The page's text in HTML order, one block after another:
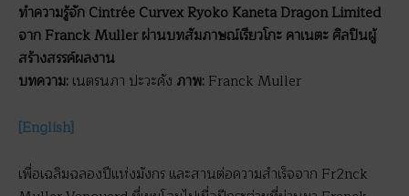
ทำความรู้จัก Cintrée Curvex Ryoko Kaneta Dragon Limited
จาก Franck Muller ผ่านบทสัมภาษณ์เรียวโกะ คาเนตะ ศิลปินผู้
สร้างสรรค์ผลงาน
บทความ: เนตรนภา ปะวะคัง ภาพ: Franck Muller
[English]
เพื่อเฉลิมฉลองปีแห่งมังกร และสานต่อความสำเร็จจาก Fr2nck